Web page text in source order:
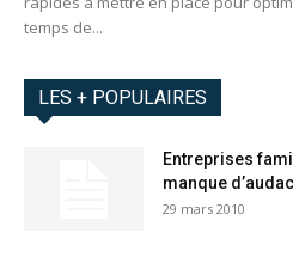
temps de...
LES + POPULAIRES
Entreprises
manque
29 mars 2010